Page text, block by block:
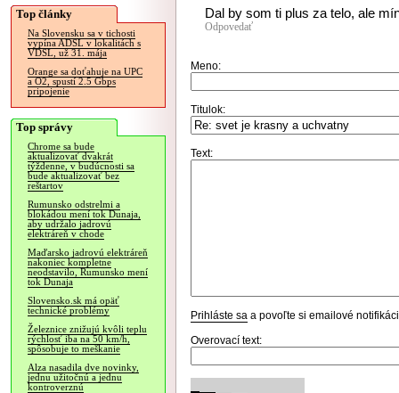
Top články
Na Slovensku sa v tichosti
vypína ADSL v lokalitách s
VDSL, už 31. mája
Orange sa doťahuje na UPC
a O2, spustí 2.5 Gbps
pripojenie
Top správy
Chrome sa bude
aktualizovať dvakrát
týždenne, v budúcnosti sa
bude aktualizovať bez
reštartov
Rumunsko odstrelmi a
blokádou mení tok Dunaja,
aby udržalo jadrovú
elektráreň v chode
Maďarsko jadrovú elektráreň
nakoniec kompletne
neodstavilo, Rumunsko mení
tok Dunaja
Slovensko.sk má opäť
technické problémy
Železnice znižujú kvôli teplu
rýchlosť iba na 50 km/h,
spôsobuje to meškanie
Alza nasadila dve novinky,
jednu užitočnú a jednu
kontroverznú
Dal by som ti plus za telo, ale
Odpovedať
Meno:
Titulok:
Text:
Prihláste sa a povoľte si emailové
Overovací text: